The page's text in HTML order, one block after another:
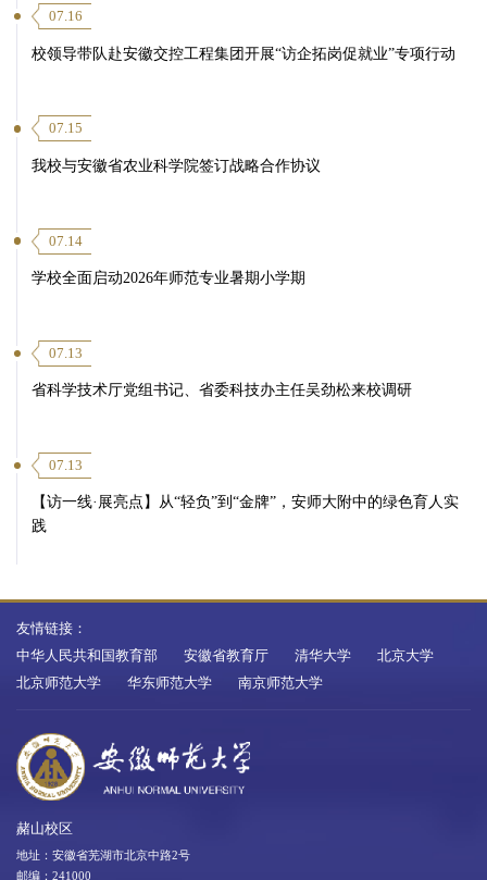
07.16
校领导带队赴安徽交控工程集团开展“访企拓岗促就业”专项行动
07.15
我校与安徽省农业科学院签订战略合作协议
07.14
学校全面启动2026年师范专业暑期小学期
07.13
省科学技术厅党组书记、省委科技办主任吴劲松来校调研
07.13
【访一线·展亮点】从“轻负”到“金牌”，安师大附中的绿色育人实
践
友情链接：
中华人民共和国教育部
安徽省教育厅 清华大学
北京大学
北京师范大学
华东师范大学 南京师范大学
赭山校区
地址：安徽省芜湖市北京中路2号
邮编：241000